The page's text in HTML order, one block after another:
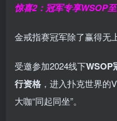
惊喜2：冠军专享WSOP
金戒指赛冠军除了赢得无
受邀参加2024线下WSOP
行资格 ，进入扑克世界
大咖“同起同坐”。